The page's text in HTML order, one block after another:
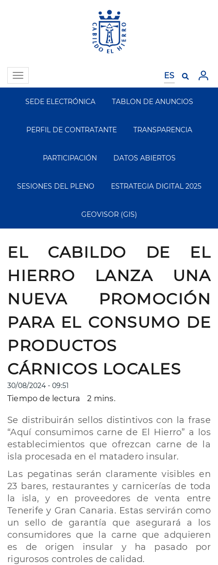
Toggle
navigation
Segundo
Menu
SEDE ELECTRÓNICA TABLON DE ANUNCIOS
PERFIL DE CONTRATANTE TRANSPARENCIA
PARTICIPACIÓN DATOS ABIERTOS
SESIONES DEL PLENO ESTRATEGIA DIGITAL 2025
GEOVISOR (GIS)
EL CABILDO DE EL
HIERRO LANZA UNA
NUEVA PROMOCIÓN
PARA EL CONSUMO DE
PRODUCTOS
CÁRNICOS LOCALES
30/08/2024 - 09:51
Tiempo de lectura 2 mins.
Se distribuirán sellos distintivos con la frase
“Aquí consumimos carne de El Hierro” a los
establecimientos que ofrezcan carne de la
isla procesada en el matadero insular.
Las pegatinas serán claramente visibles en
23 bares, restaurantes y carnicerías de toda
la isla, y en proveedores de venta entre
Tenerife y Gran Canaria. Estas servirán como
un sello de garantía que asegurará a los
consumidores que la carne que adquieren
es de origen insular y ha pasado por
rigurosos controles de calidad.